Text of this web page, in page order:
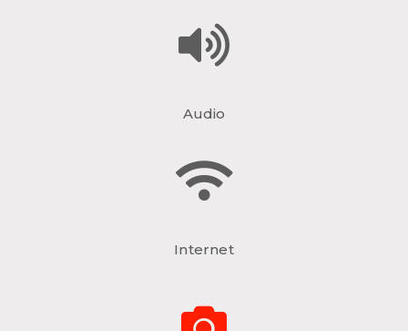
Audio
Internet